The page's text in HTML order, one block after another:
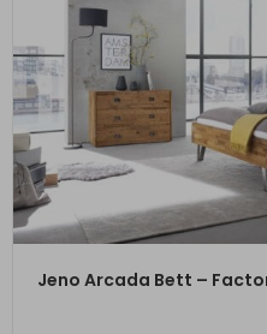
ZUM
Jeno Arcada Bett –